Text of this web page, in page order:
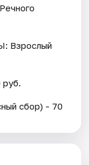
Взрослый
руб.
сбор) - 70